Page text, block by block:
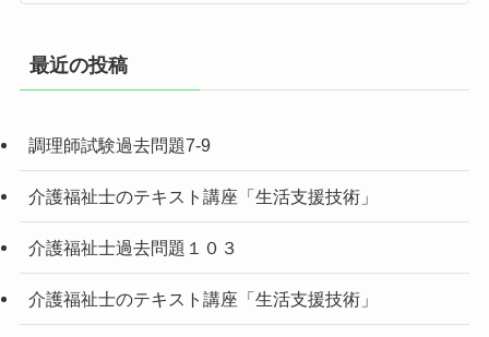
最近の投稿
調理師試験過去問題7-9
介護福祉士のテキスト講座「生活支援技術」
介護福祉士過去問題１０３
介護福祉士のテキスト講座「生活支援技術」